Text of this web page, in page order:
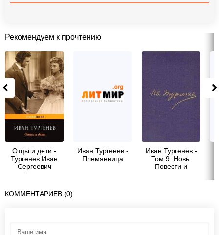
Рекомендуем к прочтению
Отцы и дети -
Тургенев Иван
Сергеевич
Иван Тургенев -
Племянница
Иван Тургенев -
Том 9. Новь.
Повести и
КОММЕНТАРИЕВ (0)